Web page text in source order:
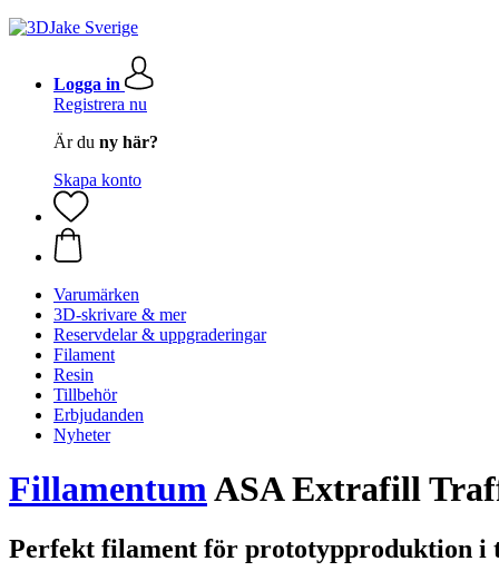
Logga in
Registrera nu
Är du ny här?
Skapa konto
Varumärken
3D-skrivare & mer
Reservdelar & uppgraderingar
Filament
Resin
Tillbehör
Erbjudanden
Nyheter
FillamentumASA Extrafill
Perfekt filament för prototypproduktion i